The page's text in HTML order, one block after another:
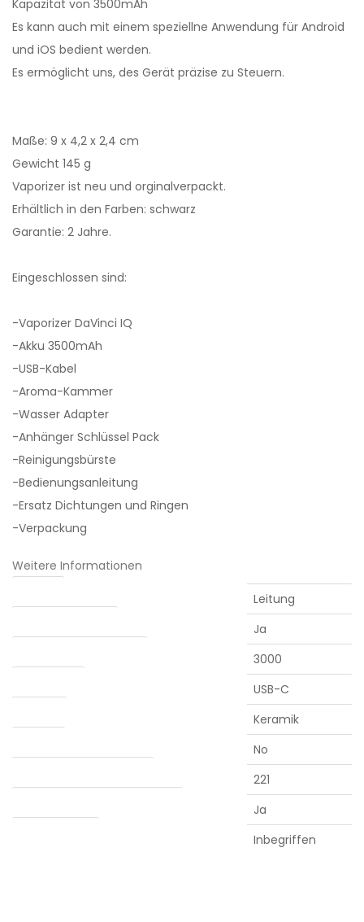
Kapazität von 3500mAh
Es kann auch mit einem speziellne Anwendung für Android
und iOS bedient werden.
Es ermöglicht uns, des Gerät präzise zu Steuern.
Maße: 9 x 4,2 x 2,4 cm
Gewicht 145 g
Vaporizer ist neu und orginalverpackt.
Erhältlich in den Farben: schwarz
Garantie: 2 Jahre.
Eingeschlossen sind:
-Vaporizer DaVinci IQ
-Akku 3500mAh
-USB-Kabel
-Aroma-Kammer
-Wasser Adapter
-Anhänger Schlüssel Pack
-Reinigungsbürste
-Bedienungsanleitung
-Ersatz Dichtungen und Ringen
-Verpackung
Weitere Informationen
Leitung
Ja
3000
USB-C
Keramik
No
221
Ja
Inbegriffen